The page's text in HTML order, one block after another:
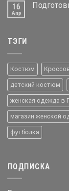
16
Апр
ТЭГИ
Костюм
детский костюм
женская одежда в
магазин женской
футболка
ПОДПИСКА